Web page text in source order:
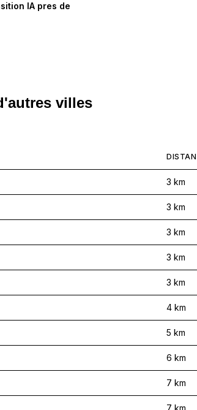
IApres de
villes
3 km
3 km
3 km
3 km
3 km
4 km
5 km
6 km
7 km
7 km